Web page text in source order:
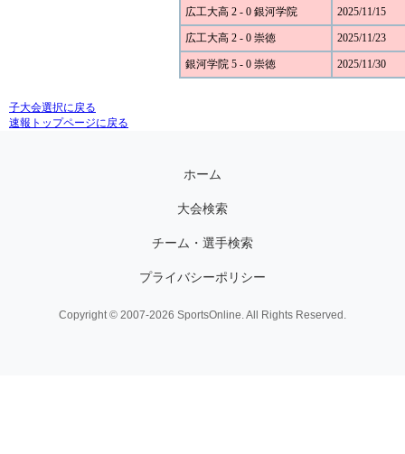
広工大高 2 - 0 銀河学院 2025/11/15
広工大高 2 - 0 崇徳 2025/11/23
銀河学院 5 - 0 崇徳 2025/11/30
子大会選択に戻る
速報トップページに戻る
ホーム
大会検索
チーム・選手検索
プライバシーポリシー
Copyright © 2007-2026 SportsOnline. All Rights Reserved.